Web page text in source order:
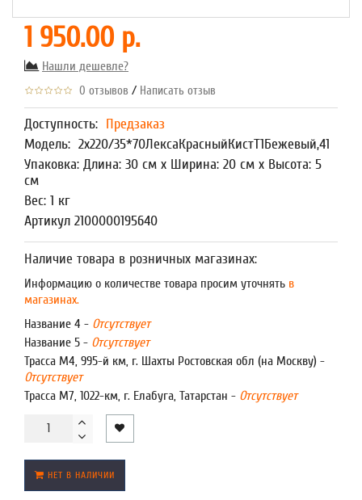
1 950.00 р.
Нашли дешевле?
0 отзывов / Написать отзыв
Доступность: Предзаказ
Модель: 2х220/35*70ЛексаКрасныйКистТ1Бежевый,41
Упаковка: Длина: 30 см x Ширина: 20 см x Высота: 5
см
Вес: 1 кг
Артикул 2100000195640
Наличие товара в розничных магазинах:
Информацию о количестве товара просим уточнять в
магазинах.
Название 4 - Отсутствует
Название 5 - Отсутствует
Трасса М4, 995-й км, г. Шахты Ростовская обл (на Москву) -
Отсутствует
Трасса М7, 1022-км, г. Елабуга, Татарстан - Отсутствует
НЕТ В НАЛИЧИИ